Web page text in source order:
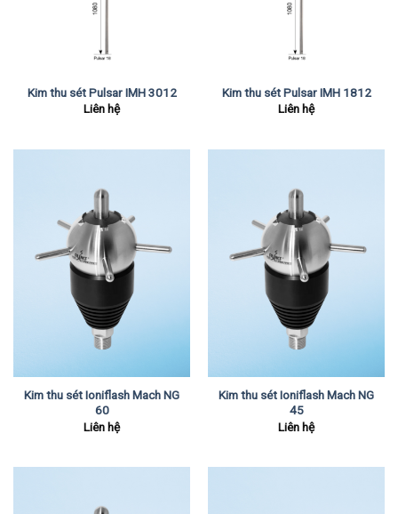
Kim thu sét Pulsar IMH 3012
Liên hệ
Kim thu sét Pulsar IMH 1812
Liên hệ
Kim thu sét Ioniflash Mach NG
60
Liên hệ
Kim thu sét Ioniflash Mach NG
45
Liên hệ